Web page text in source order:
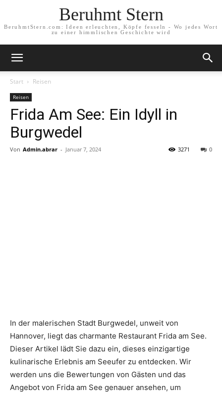
Beruhmt Stern
BeruhmtStern.com: Ideen erleuchten, Köpfe fesseln - Wo jedes Wort
zu einer himmlischen Geschichte wird
Start Reisen
Reisen
Frida Am See: Ein Idyll in
Burgwedel
Von Admin.abrar - Januar 7, 2024 0
3271
In der malerischen Stadt Burgwedel, unweit von
Hannover, liegt das charmante Restaurant Frida am See.
Dieser Artikel lädt Sie dazu ein, dieses einzigartige
kulinarische Erlebnis am Seeufer zu entdecken. Wir
werden uns die Bewertungen von Gästen und das
Angebot von Frida am See genauer ansehen, um